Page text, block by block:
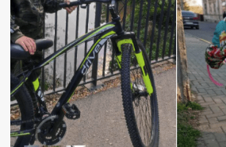
обрати
та
купити
надійний
унітаз
у
Чернівцях